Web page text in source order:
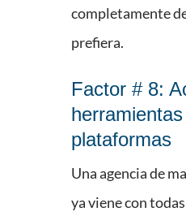
completamente
prefiera.
Factor # 8:
plataformas
Una agencia de
ya viene con